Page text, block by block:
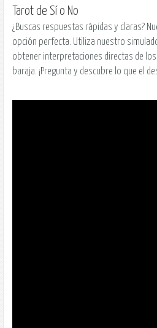
Tarot de Sí o No
¿Buscas respuestas rápidas y claras?
opción perfecta. Utiliza nuestro
obtener interpretaciones directas de
baraja. ¡Pregunta y descubre lo que el